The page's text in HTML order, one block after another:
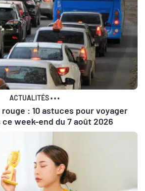
ACTUALITÉS•••
: 10 astuces pour voyager
week-end du 7 août 2026